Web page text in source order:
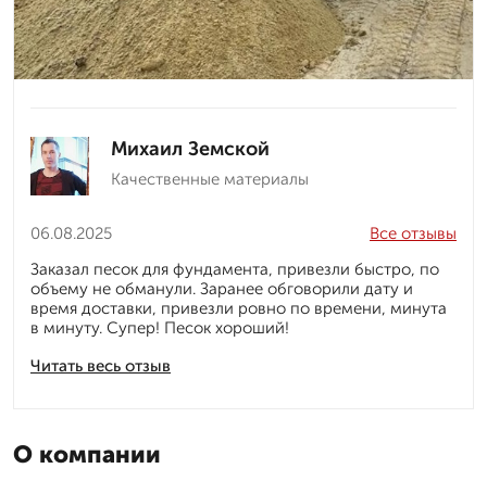
Михаил Земской
Качественные материалы
06.08.2025
Читать весь отзыв
Все отзывы
Заказал песок для фундамента, привезли быстро, по
объему не обманули. Заранее обговорили дату и
время доставки, привезли ровно по времени, минута
в минуту. Супер! Песок хороший!
О компании